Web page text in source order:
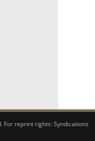
For reprint rights:Syndications